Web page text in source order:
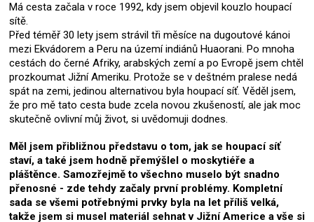
Má cesta začala v roce 1992, kdy jsem objevil kouzlo houpací
sítě.
Před téměř 30 lety jsem strávil tři měsíce na dugoutové kánoi
mezi Ekvádorem a Peru na území indiánů Huaorani. Po mnoha
cestách do černé Afriky, arabských zemí a po Evropě jsem chtěl
prozkoumat Jižní Ameriku. Protože se v deštném pralese nedá
spát na zemi, jedinou alternativou byla houpací síť. Věděl jsem,
že pro mě tato cesta bude zcela novou zkušeností, ale jak moc
skutečně ovlivní můj život, si uvědomuji dodnes.
Měl jsem přibližnou představu o tom, jak se houpací síť
staví, a také jsem hodně přemýšlel o moskytiéře a
pláštěnce. Samozřejmě to všechno muselo být snadno
přenosné - zde tehdy začaly první problémy. Kompletní
sada se všemi potřebnými prvky byla na let příliš velká,
takže jsem si musel materiál sehnat v Jižní Americe a vše si